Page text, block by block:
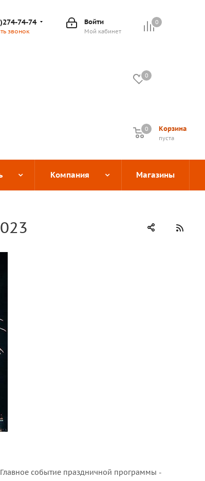
0
0
Корзина
0
пуста
0
Войти
Мой кабинет
74-74
звонок
Компания Магазины
событие праздничной программы -